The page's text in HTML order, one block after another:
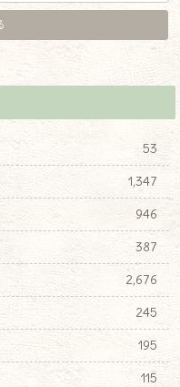
53
1,347
946
387
2,676
245
195
115